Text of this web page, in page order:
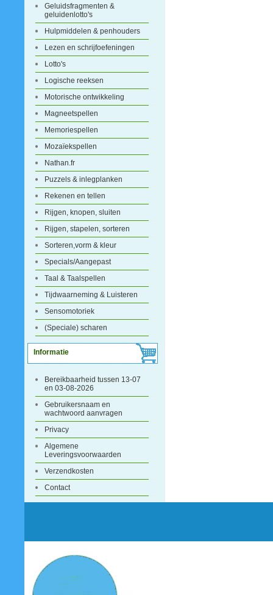
Geluidsfragmenten &
geluidenlotto's
Hulpmiddelen & penhouders
Lezen en schrijfoefeningen
Lotto's
Logische reeksen
Motorische ontwikkeling
Magneetspellen
Memoriespellen
Mozaïekspellen
Nathan.fr
Puzzels & inlegplanken
Rekenen en tellen
Rijgen, knopen, sluiten
Rijgen, stapelen, sorteren
Sorteren,vorm & kleur
Specials/Aangepast
Taal & Taalspellen
Tijdwaarneming & Luisteren
Sensomotoriek
(Speciale) scharen
Informatie
Bereikbaarheid tussen 13-07
en 03-08-2026
Gebruikersnaam en
wachtwoord aanvragen
Privacy
Algemene
Leveringsvoorwaarden
Verzendkosten
Contact